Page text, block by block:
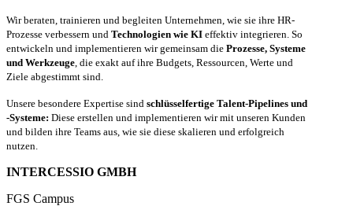
Wir beraten, trainieren und begleiten Unternehmen, wie sie ihre HR-
Prozesse verbessern und Technologien wie KI effektiv integrieren. So
entwickeln und implementieren wir gemeinsam die Prozesse, Systeme
und Werkzeuge , die exakt auf ihre Budgets, Ressourcen, Werte und
Ziele abgestimmt sind.
Unsere besondere Expertise sind schlüsselfertige Talent-Pipelines und
-Systeme: Diese erstellen und implementieren wir mit unseren Kunden
und bilden ihre Teams aus, wie sie diese skalieren und erfolgreich
nutzen.
INTERCESSIO GMBH
FGS Campus